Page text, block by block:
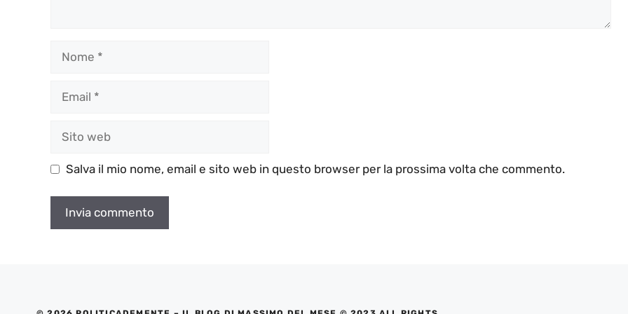
Salva il mio nome, email e sito web in questo browser per la prossima volta che commento.